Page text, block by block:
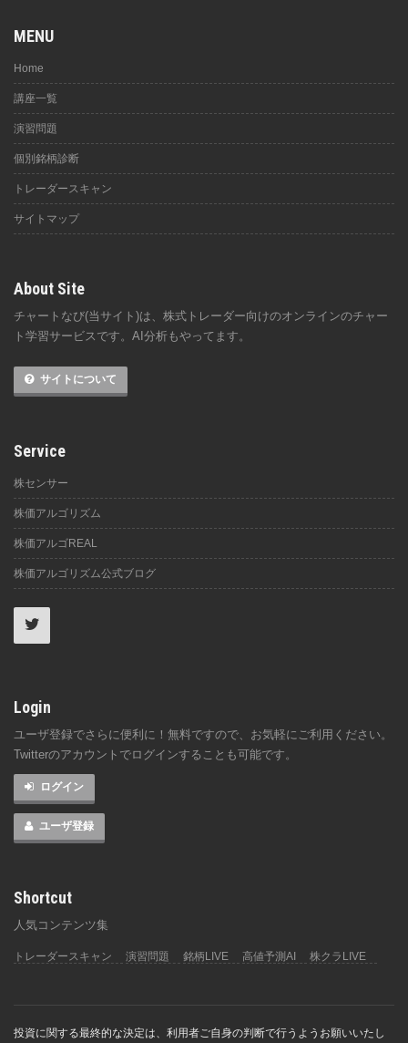
MENU
Home
講座一覧
演習問題
個別銘柄診断
トレーダースキャン
サイトマップ
About Site
チャートなび(当サイト)は、株式トレーダー向けのオンラインのチャー
ト学習サービスです。AI分析もやってます。
サイトについて
Service
株センサー
株価アルゴリズム
株価アルゴREAL
株価アルゴリズム公式ブログ
Login
ユーザ登録でさらに便利に！無料ですので、お気軽にご利用ください。
Twitterのアカウントでログインすることも可能です。
ログイン
ユーザ登録
Shortcut
人気コンテンツ集
トレーダースキャン 演習問題 銘柄LIVE 高値予測AI 株クラLIVE
投資に関する最終的な決定は、利用者ご自身の判断で行うようお願いいたし